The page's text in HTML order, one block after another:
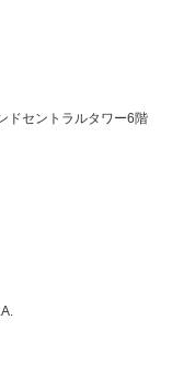
ドセントラルタワー6階